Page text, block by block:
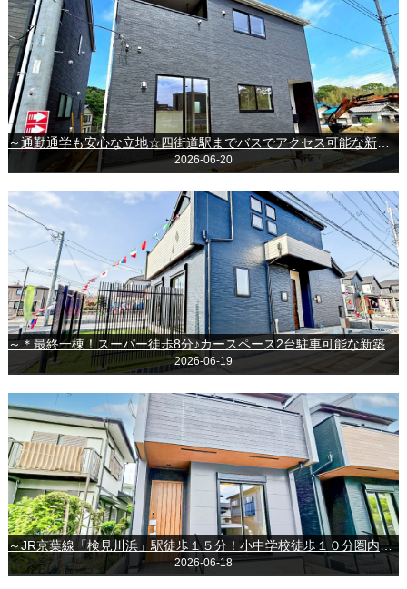
～通勤通学も安心な立地☆四街道駅までバスでアクセス可能な新築戸建♪～＊＊四街道市内黒田＊＊
2026-06-20
～＊最終一棟！スーパー徒歩8分♪カースペース2台駐車可能な新築戸建！＊～◆グラファーレ富里市御料◆
2026-06-19
～JR京葉線「検見川浜」駅徒歩１５分！小中学校徒歩１０分圏内の新築戸建～千葉市美浜区磯辺３丁目
2026-06-18